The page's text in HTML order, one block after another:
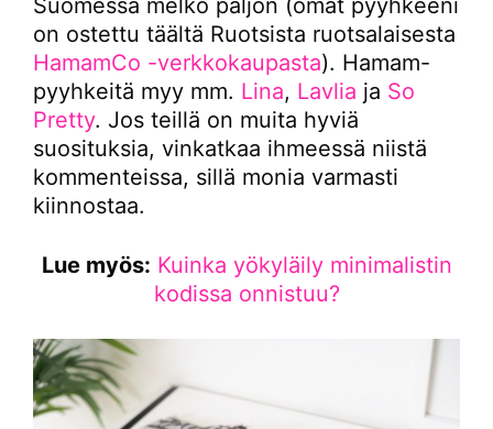
Suomessa melko paljon (omat pyyhkeeni
on ostettu täältä Ruotsista ruotsalaisesta
HamamCo -verkkokaupasta). Hamam-
pyyhkeitä myy mm. Lina, Lavlia ja So
Pretty. Jos teillä on muita hyviä
suosituksia, vinkatkaa ihmeessä niistä
kommenteissa, sillä monia varmasti
kiinnostaa.
Lue myös: Kuinka yökyläily minimalistin
kodissa onnistuu?